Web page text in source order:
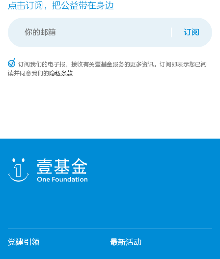
点击订阅，把公益带在身边
订阅
订阅我们的电子报，接收有关壹基金服务的更多资讯。订阅即表示您已阅
读并同意我们的隐私条款
党建引领 最新活动